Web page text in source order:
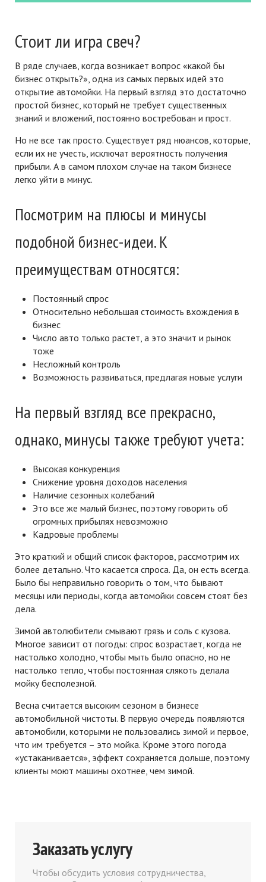
Стоит ли игра свеч?
В ряде случаев, когда возникает вопрос «какой бы
бизнес открыть?», одна из самых первых идей это
открытие автомойки. На первый взгляд это достаточно
простой бизнес, который не требует существенных
знаний и вложений, постоянно востребован и прост.
Но не все так просто. Существует ряд нюансов, которые,
если их не учесть, исключат вероятность получения
прибыли. А в самом плохом случае на таком бизнесе
легко уйти в минус.
Посмотрим на плюсы и минусы
подобной бизнес-идеи. К
преимуществам относятся:
Постоянный спрос
Относительно небольшая стоимость вхождения в
бизнес
Число авто только растет, а это значит и рынок
тоже
Несложный контроль
Возможность развиваться, предлагая новые услуги
На первый взгляд все прекрасно,
однако, минусы также требуют учета:
Высокая конкуренция
Снижение уровня доходов населения
Наличие сезонных колебаний
Это все же малый бизнес, поэтому говорить об
огромных прибылях невозможно
Кадровые проблемы
Это краткий и общий список факторов, рассмотрим их
более детально. Что касается спроса. Да, он есть всегда.
Было бы неправильно говорить о том, что бывают
месяцы или периоды, когда автомойки совсем стоят без
дела.
Зимой автолюбители смывают грязь и соль с кузова.
Многое зависит от погоды: спрос возрастает, когда не
настолько холодно, чтобы мыть было опасно, но не
настолько тепло, чтобы постоянная слякоть делала
мойку бесполезной.
Весна считается высоким сезоном в бизнесе
автомобильной чистоты. В первую очередь появляются
автомобили, которыми не пользовались зимой и первое,
что им требуется – это мойка. Кроме этого погода
«устаканивается», эффект сохраняется дольше, поэтому
клиенты моют машины охотнее, чем зимой.
Заказать услугу
Чтобы обсудить условия сотрудничества,